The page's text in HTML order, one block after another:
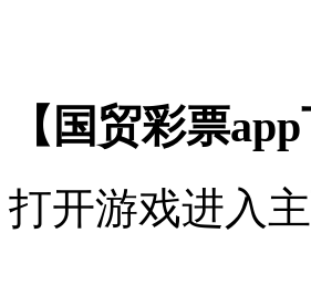
【国贸彩票
打开游戏进入